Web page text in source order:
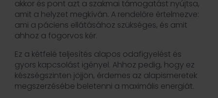
akkor és pont azt a szakmai támogatást nyújtsa,
amit a helyzet megkíván. A rendelőre értelmezve:
ami a páciens ellátásához szükséges, és amit
ahhoz a fogorvos kér.
Ez a kétfelé teljesítés alapos odafigyelést és
gyors kapcsolást igényel. Ahhoz pedig, hogy ez
készségszinten jöjjön, érdemes az alapismeretek
megszerzésébe beletenni a maximális energiát.